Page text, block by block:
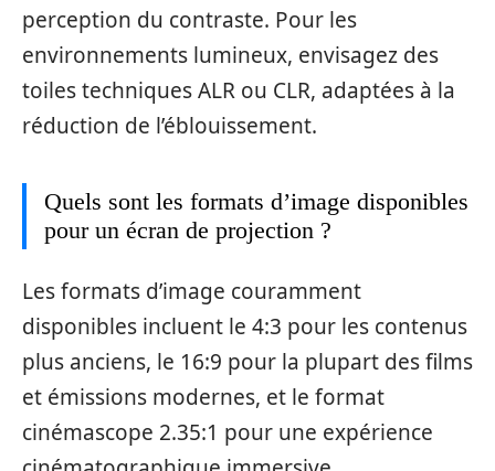
perception du contraste. Pour les
environnements lumineux, envisagez des
toiles techniques ALR ou CLR, adaptées à la
réduction de l’éblouissement.
Quels sont les formats d’image disponibles
pour un écran de projection ?
Les formats d’image couramment
disponibles incluent le 4:3 pour les contenus
plus anciens, le 16:9 pour la plupart des films
et émissions modernes, et le format
cinémascope 2.35:1 pour une expérience